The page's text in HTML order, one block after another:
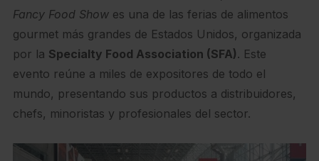
Fancy Food Showes una de las ferias de alimentos
gourmet más grandes de Estados Unidos, organizada
por la Specialty Food Association (SFA). Este
evento reúne a miles de expositores de todo el
mundo, presentando sus productos a distribuidores,
chefs, minoristas y profesionales del sector.